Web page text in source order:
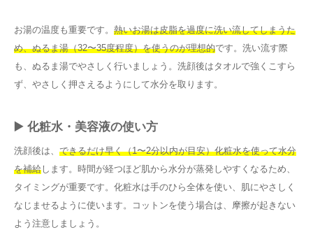
お湯の温度も重要です。 熱いお湯は皮脂を過度に洗い流してしまうた
め、ぬるま湯（32〜35度程度）を使うのが理想的です。洗い流す際
も、ぬるま湯でやさしく行いましょう。洗顔後はタオルで強くこすら
ず、やさしく押さえるようにして水分を取ります。
▶️ 化粧水・美容液の使い方
洗顔後は、 できるだけ早く（1〜2分以内が目安）化粧水を使って水分
を補給 します。時間が経つほど肌から水分が蒸発しやすくなるため、
タイミングが重要です。化粧水は手のひら全体を使い、肌にやさしく
なじませるように使います。コットンを使う場合は、摩擦が起きない
よう注意しましょう。